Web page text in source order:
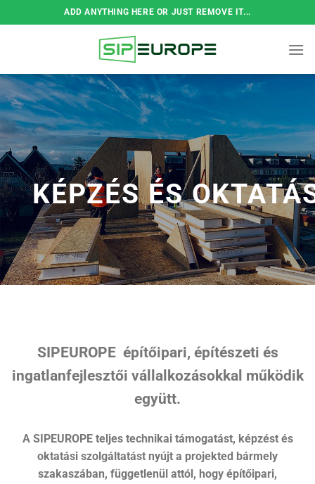
to
ADD ANYTHING HERE OR JUST REMOVE IT...
KÉPZÉS ÉS
SIPEUROPE építőipari, építészeti és
ingatlanfejlesztői vállalkozásokkal működik
együtt.
A SIPEUROPE teljes technikai támogatást, képzést és
oktatási szolgáltatást nyújt a projekted bármely
szakaszában, függetlenül attól, hogy építőipari,